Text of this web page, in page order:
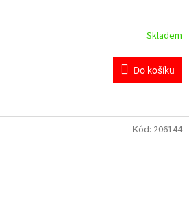
Skladem
Do košíku
Kód: 206144